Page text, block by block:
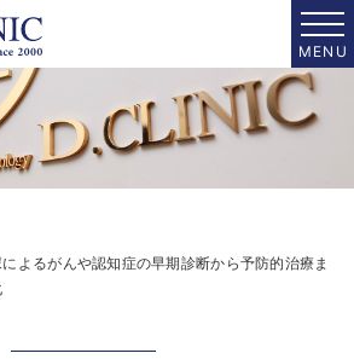
よるがんや認知症の早期診断から予防的治療ま